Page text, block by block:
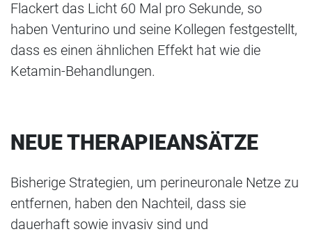
Flackert das Licht 60 Mal pro Sekunde, so
haben Venturino und seine Kollegen festgestellt,
dass es einen ähnlichen Effekt hat wie die
Ketamin-Behandlungen.
NEUE THERAPIEANSÄTZE
Bisherige Strategien, um perineuronale Netze zu
entfernen, haben den Nachteil, dass sie
dauerhaft sowie invasiv sind und